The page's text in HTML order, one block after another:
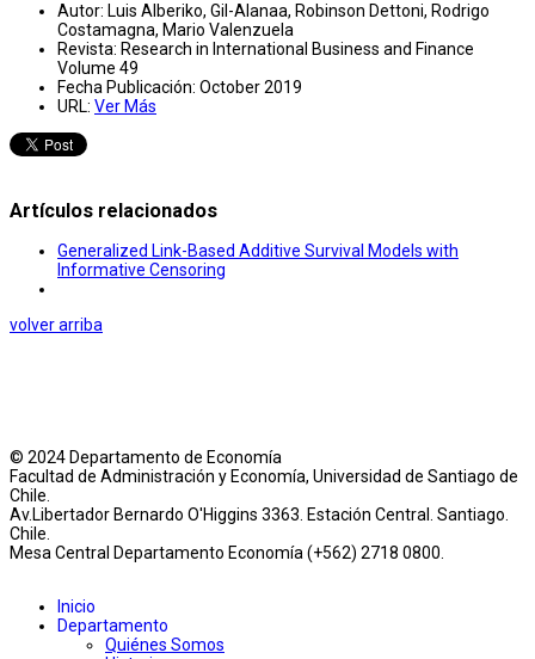
Autor: Luis Alberiko, Gil-Alanaa, Robinson Dettoni, Rodrigo
Costamagna, Mario Valenzuela
Revista: Research in International Business and Finance
Volume 49
Fecha Publicación: October 2019
URL: Ver Más
Artículos relacionados
Generalized Link-Based Additive Survival Models with
Informative Censoring
volver arriba
© 2024 Departamento de Economía
Facultad de Administración y Economía, Universidad de Santiago de
Chile.
Av.Libertador Bernardo O'Higgins 3363. Estación Central. Santiago.
Chile.
Mesa Central Departamento Economía (+562) 2718 0800.
Inicio
Departamento
Quiénes Somos